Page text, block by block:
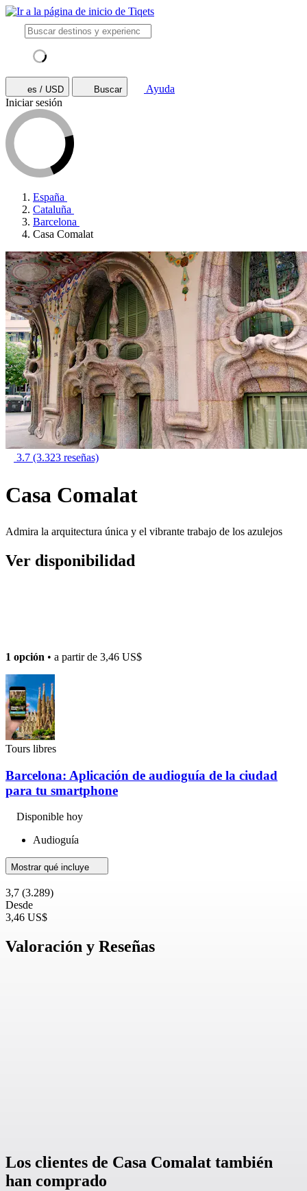
es / USD Buscar
Ayuda
Iniciar sesión
España
Cataluña
Barcelona
Casa Comalat
3.7 (3.323 reseñas)
Casa Comalat
Admira la arquitectura única y el vibrante trabajo de los azulejos
Ver disponibilidad
1 opción • a partir de 3,46 US$
Tours libres
Barcelona: Aplicación de audioguía de la ciudad
para tu smartphone
Disponible hoy
Audioguía
Mostrar qué incluye
3,7 (3.289)
Desde
3,46 US$
Valoración y Reseñas
Los clientes de Casa Comalat también
han comprado